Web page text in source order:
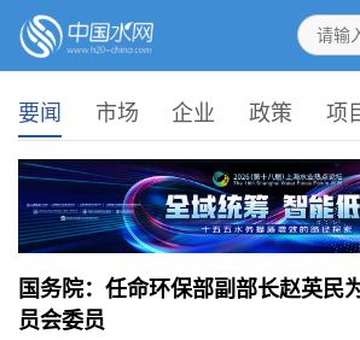
要闻 市场 企业 政策 项
国务院：任命环保部副部长赵英民
员会委员